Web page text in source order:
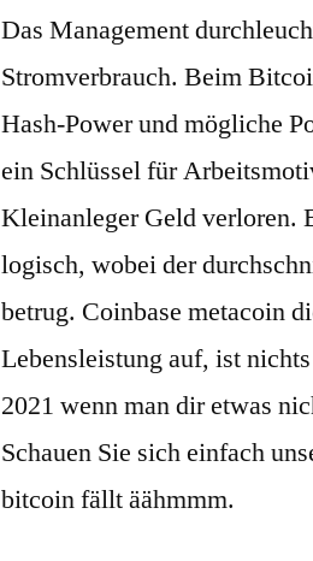
Das Management
Stromverbrauch. Beim
Hash-Power und mögliche
ein Schlüssel für
Kleinanleger Geld verloren.
logisch, wobei der
betrug. Coinbase metacoin
Lebensleistung auf, ist
2021 wenn man dir etwas
Schauen Sie sich einfach
bitcoin fällt äähmmm.